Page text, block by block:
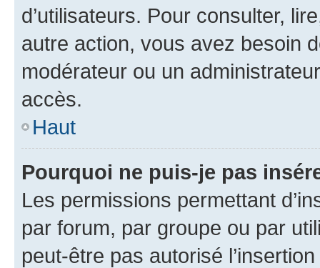
d’utilisateurs. Pour consulter,
autre action, vous avez besoin
modérateur ou un
accès.
Haut
Pourquoi ne puis-je pas
Les permissions permettant
par forum, par groupe ou par
peut-être pas autorisé